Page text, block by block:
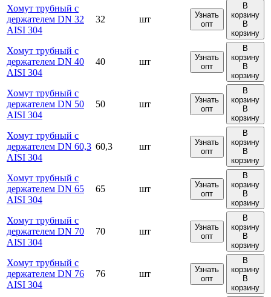
Хомут трубный с
держателем DN 32
AISI 304
32 шт
Узнать
опт
В
корзину
В
корзину
Хомут трубный с
держателем DN 40
AISI 304
40 шт
Узнать
опт
В
корзину
В
корзину
Хомут трубный с
держателем DN 50
AISI 304
50 шт
Узнать
опт
В
корзину
В
корзину
Хомут трубный с
держателем DN 60,3
AISI 304
60,3 шт
Узнать
опт
В
корзину
В
корзину
Хомут трубный с
держателем DN 65
AISI 304
65 шт
Узнать
опт
В
корзину
В
корзину
Хомут трубный с
держателем DN 70
AISI 304
70 шт
Узнать
опт
В
корзину
В
корзину
Хомут трубный с
держателем DN 76
AISI 304
76 шт
Узнать
опт
В
корзину
В
корзину